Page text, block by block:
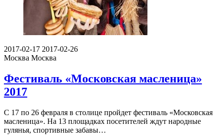
2017-02-17 2017-02-26
Москва Москва
Фестиваль «Московская масленица»
2017
С 17 по 26 февраля в столице пройдет фестиваль «Московская
масленица». На 13 площадках посетителей ждут народные
гулянья, спортивные забавы…